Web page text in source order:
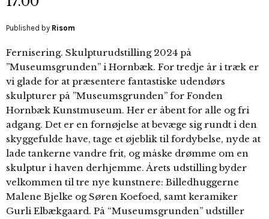
Published by Risom
Fernisering. Skulpturudstilling 2024 på
”Museumsgrunden” i Hornbæk. For tredje år i træk er
vi glade for at præsentere fantastiske udendørs
skulpturer på ”Museumsgrunden” for Fonden
Hornbæk Kunstmuseum. Her er åbent for alle og fri
adgang. Det er en fornøjelse at bevæge sig rundt i den
skyggefulde have, tage et øjeblik til fordybelse, nyde at
lade tankerne vandre frit, og måske drømme om en
skulptur i haven derhjemme. Årets udstilling byder
velkommen til tre nye kunstnere: Billedhuggerne
Malene Bjelke og Søren Koefoed, samt keramiker
Gurli Elbækgaard. På “Museumsgrunden” udstiller